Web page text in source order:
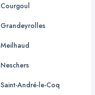
Courgoul
Grandeyrolles
Meilhaud
Neschers
Saint-André-le-Coq